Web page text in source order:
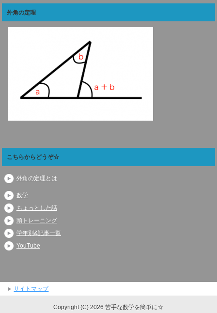
外角の定理
こちらからどうぞ☆
外角の定理とは
数学
ちょっとした話
頭トレーニング
学年別&記事一覧
YouTube
サイトマップ
Copyright (C) 2026 苦手な数学を簡単に☆